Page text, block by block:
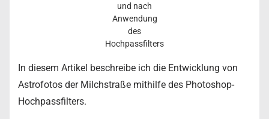
und nach
Anwendung
des
Hochpassfilters
In diesem Artikel beschreibe ich die Entwicklung von
Astrofotos der Milchstraße mithilfe des Photoshop-
Hochpassfilters.